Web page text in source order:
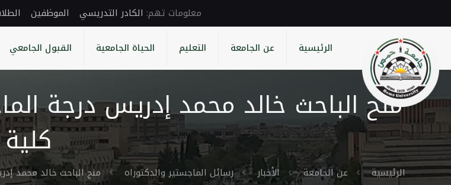
الكادر التدريسي الموظفين
الرئيسية عن الجامعة التعليم الحياة الجامعية القبول الجامعي
منح الباحث خالد محمد إدريس درجة
الرئيسية عن الجامعة الأخبار رسائل الماجستير والدكتوراه منح الباحث خالد محمد